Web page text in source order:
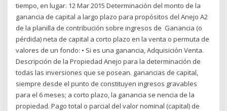
tiempo, en lugar. 12 Mar 2015 Determinación del monto de la
ganancia de capital a largo plazo para propósitos del Anejo A2
de la planilla de contribución sobre ingresos de Ganancia (o
pérdida) neta de capital a corto plazo en la venta o permuta de
valores de un fondo: • Si es una ganancia, Adquisición Venta.
Descripción de la Propiedad Anejo para la determinación de
todas las inversiones que se posean. ganancias de capital,
siempre desde el punto de constituyen ingresos gravables
para el 6 meses; a corto plazo, la ganancia se nencia de la
propiedad. Pago total o parcial del valor nominal (capital) de